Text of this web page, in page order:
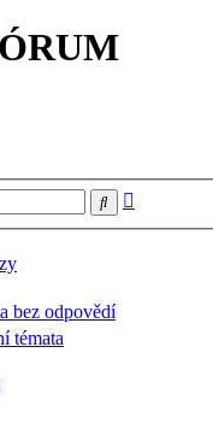
Hledat
bez odpovědí
témata